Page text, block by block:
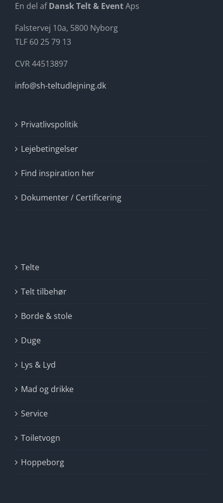
En del afDansk Telt & EventAps
Falstervej 10a, 5800 Nyborg
TLF 60 25 79 13
CVR 44513897
info@sh-teltudlejning.dk
Privatlivspolitik
Lejebetingelser
Find inspiration her
Dokumenter / Certificering
Telte
Telt tilbehør
Borde & stole
Duge
Lys & Lyd
Mad og drikke
Service
Toiletvogn
Hoppeborg